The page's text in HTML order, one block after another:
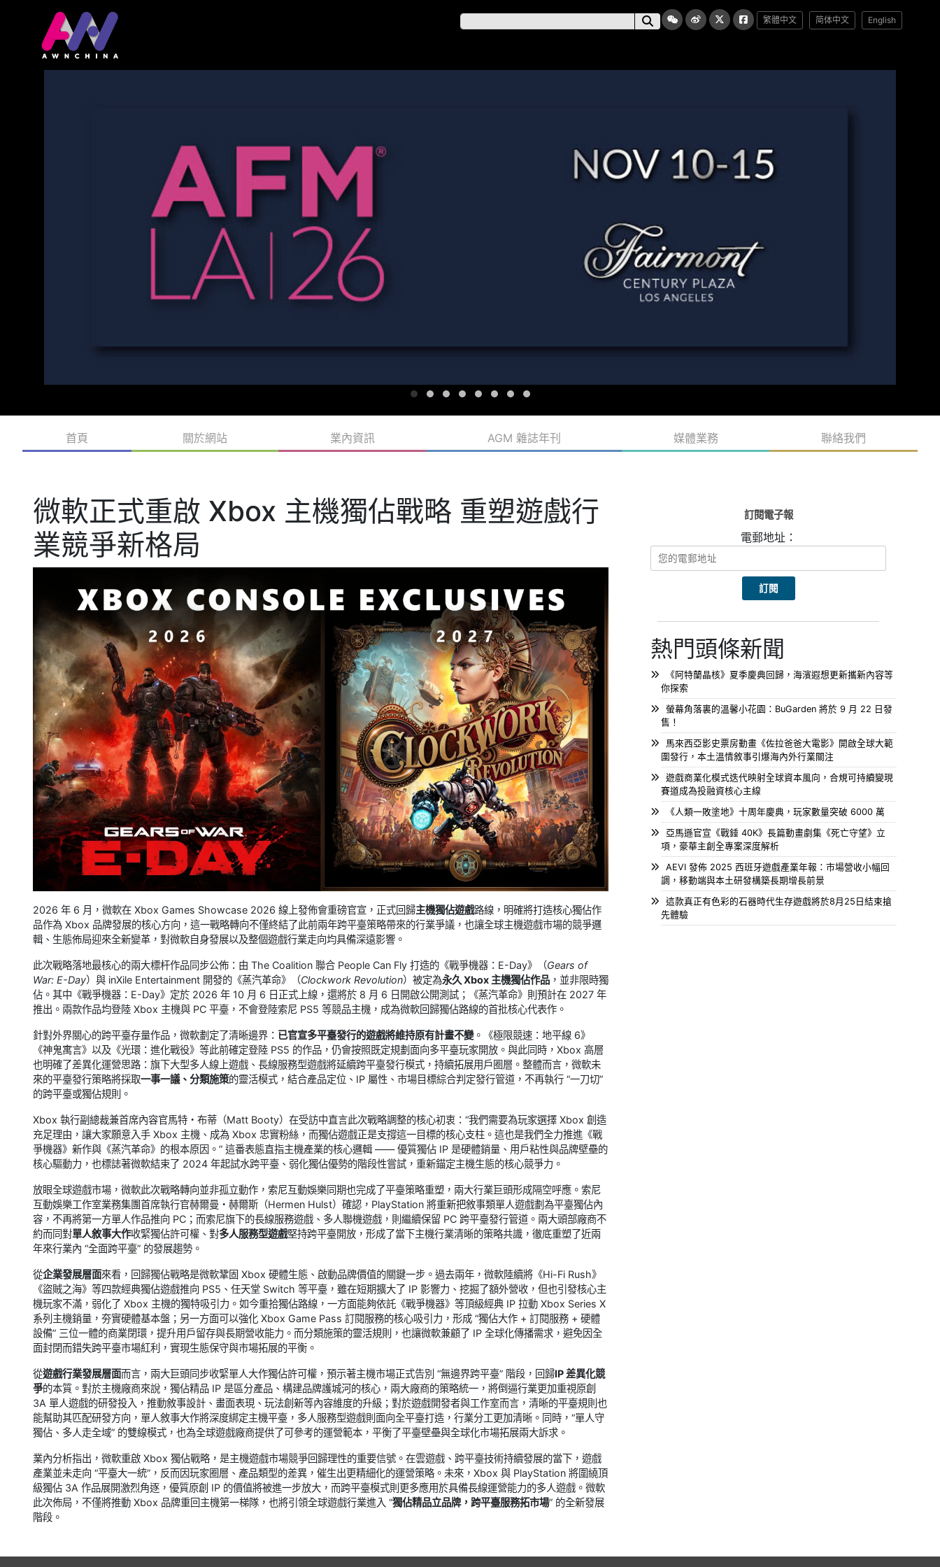
繁體中文 简体中文 English
首頁 關於網站 業內資訊 AGM 雜誌年刊 媒體業務 聯絡我們
微軟正式重啟 Xbox 主機獨佔戰略 重塑遊戲行
業競爭新格局
2026 年 6 月，微軟在 Xbox Games Showcase 2026 線上發佈會重磅官宣，正式回歸主機獨佔遊戲路線，明確將打造核心獨佔作
品作為 Xbox 品牌發展的核心方向，這一戰略轉向不僅終結了此前兩年跨平臺策略帶來的行業爭議，也讓全球主機遊戲市場的競爭邏
輯、生態佈局迎來全新變革，對微軟自身發展以及整個遊戲行業走向均具備深遠影響。
此次戰略落地最核心的兩大標杆作品同步公佈：由 The Coalition 聯合 People Can Fly 打造的《戰爭機器：E-Day》（Gears of
War: E-Day）與 inXile Entertainment 開發的《蒸汽革命》（Clockwork Revolution）被定為永久 Xbox 主機獨佔作品 ，並非限時獨
佔。其中《戰爭機器：E-Day》定於 2026 年 10 月 6 日正式上線，還將於 8 月 6 日開啟公開測試；《蒸汽革命》則預計在 2027 年
推出。兩款作品均登陸 Xbox 主機與 PC 平臺，不會登陸索尼 PS5 等競品主機，成為微軟回歸獨佔路線的首批核心代表作。
針對外界關心的跨平臺存量作品，微軟劃定了清晰邊界： 已官宣多平臺發行的遊戲將維持原有計畫不變。《極限競速：地平線 6》
《神鬼寓言》以及《光環：進化戰役》等此前確定登陸 PS5 的作品，仍會按照既定規劃面向多平臺玩家開放。與此同時，Xbox 高層
也明確了差異化運營思路：旗下大型多人線上遊戲、長線服務型遊戲將延續跨平臺發行模式，持續拓展用戶圈層。整體而言，微軟未
來的平臺發行策略將採取一事一議、分類施策的靈活模式，結合產品定位、IP 屬性、市場目標綜合判定發行管道，不再執行 “一刀切”
的跨平臺或獨佔規則。
Xbox 執行副總裁兼首席內容官馬特・布蒂（Matt Booty）在受訪中直言此次戰略調整的核心初衷：“我們需要為玩家選擇 Xbox 創造
充足理由，讓大家願意入手 Xbox 主機、成為 Xbox 忠實粉絲，而獨佔遊戲正是支撐這一目標的核心支柱。這也是我們全力推進《戰
爭機器》新作與《蒸汽革命》的根本原因。” 這番表態直指主機產業的核心邏輯 —— 優質獨佔 IP 是硬體銷量、用戶粘性與品牌壁壘的
核心驅動力，也標誌著微軟結束了 2024 年起試水跨平臺、弱化獨佔優勢的階段性嘗試，重新錨定主機生態的核心競爭力。
放眼全球遊戲市場，微軟此次戰略轉向並非孤立動作，索尼互動娛樂同期也完成了平臺策略重塑，兩大行業巨頭形成隔空呼應。索尼
互動娛樂工作室業務集團首席執行官赫爾曼・赫爾斯（Hermen Hulst）確認，PlayStation 將重新把敘事類單人遊戲劃為平臺獨佔內
容，不再將第一方單人作品推向 PC；而索尼旗下的長線服務遊戲、多人聯機遊戲，則繼續保留 PC 跨平臺發行管道。兩大頭部廠商不
約而同對單人敘事大作收緊獨佔許可權、對多人服務型遊戲堅持跨平臺開放，形成了當下主機行業清晰的策略共識，徹底重塑了近兩
年來行業內 “全面跨平臺” 的發展趨勢。
從企業發展層面來看，回歸獨佔戰略是微軟鞏固 Xbox 硬體生態、啟動品牌價值的關鍵一步。過去兩年，微軟陸續將《Hi-Fi Rush》
《盜賊之海》等四款經典獨佔遊戲推向 PS5、任天堂 Switch 等平臺，雖在短期擴大了 IP 影響力、挖掘了額外營收，但也引發核心主
機玩家不滿，弱化了 Xbox 主機的獨特吸引力。如今重拾獨佔路線，一方面能夠依託《戰爭機器》等頂級經典 IP 拉動 Xbox Series X
系列主機銷量，夯實硬體基本盤；另一方面可以強化 Xbox Game Pass 訂閱服務的核心吸引力，形成 “獨佔大作 + 訂閱服務 + 硬體
設備” 三位一體的商業閉環，提升用戶留存與長期營收能力。而分類施策的靈活規則，也讓微軟兼顧了 IP 全球化傳播需求，避免因全
面封閉而錯失跨平臺市場紅利，實現生態保守與市場拓展的平衡。
從遊戲行業發展層面而言，兩大巨頭同步收緊單人大作獨佔許可權，預示著主機市場正式告別 “無邊界跨平臺” 階段，回歸IP 差異化競
爭的本質。對於主機廠商來說，獨佔精品 IP 是區分產品、構建品牌護城河的核心，兩大廠商的策略統一，將倒逼行業更加重視原創
3A 單人遊戲的研發投入，推動敘事設計、畫面表現、玩法創新等內容維度的升級；對於遊戲開發者與工作室而言，清晰的平臺規則也
能幫助其匹配研發方向，單人敘事大作將深度綁定主機平臺，多人服務型遊戲則面向全平臺打造，行業分工更加清晰。同時，“單人守
獨佔、多人走全域” 的雙線模式，也為全球遊戲廠商提供了可參考的運營範本，平衡了平臺壁壘與全球化市場拓展兩大訴求。
業內分析指出，微軟重啟 Xbox 獨佔戰略，是主機遊戲市場競爭回歸理性的重要信號。在雲遊戲、跨平臺技術持續發展的當下，遊戲
產業並未走向 “平臺大一統”，反而因玩家圈層、產品類型的差異，催生出更精細化的運營策略。未來，Xbox 與 PlayStation 將圍繞頂
級獨佔 3A 作品展開激烈角逐，優質原創 IP 的價值將被進一步放大，而跨平臺模式則更多應用於具備長線運營能力的多人遊戲。微軟
此次佈局，不僅將推動 Xbox 品牌重回主機第一梯隊，也將引領全球遊戲行業進入 “獨佔精品立品牌，跨平臺服務拓市場” 的全新發展
階段。
訂閱電子報
電郵地址：
熱門頭條新聞
《阿特蘭晶核》夏季慶典回歸，海濱遐想更新攜新內容等
你探索
螢幕角落裏的溫馨小花園：BuGarden 將於 9 月 22 日發
售！
馬來西亞影史票房動畫《佐拉爸爸大電影》開啟全球大範
圍發行，本土溫情敘事引爆海內外行業關注
遊戲商業化模式迭代映射全球資本風向，合規可持續變現
賽道成為投融資核心主線
《人類一敗塗地》十周年慶典，玩家數量突破 6000 萬
亞馬遜官宣《戰錘 40K》長篇動畫劇集《死亡守望》立
項，豪華主創全專案深度解析
AEVI 發佈 2025 西班牙遊戲產業年報：市場營收小幅回
調，移動端與本土研發構築長期增長前景
這款真正有色彩的石器時代生存遊戲將於8月25日結束搶
先體驗